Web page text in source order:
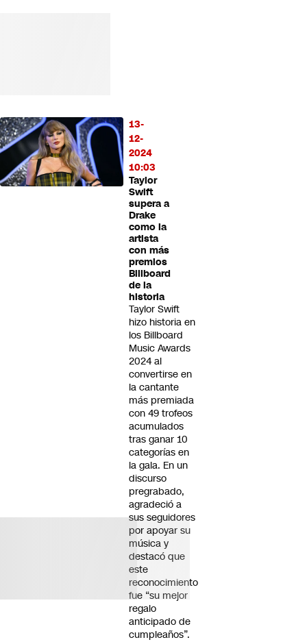
13-
12-
2024
10:03
Taylor
Swift
supera a
Drake
como la
artista
con más
premios
Billboard
de la
historia
Taylor Swift
hizo historia en
los Billboard
Music Awards
2024 al
convertirse en
la cantante
más premiada
con 49 trofeos
acumulados
tras ganar 10
categorías en
la gala. En un
discurso
pregrabado,
agradeció a
sus seguidores
por apoyar su
música y
destacó que
este
reconocimiento
fue “su mejor
regalo
anticipado de
cumpleaños”.